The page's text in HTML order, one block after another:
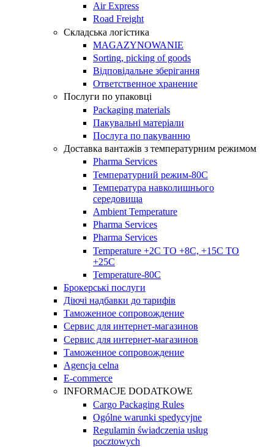
Air Express
Road Freight
Складська логістика
MAGAZYNOWANIE
Sorting, picking of goods
Відповідальне зберігання
Ответственное хранение
Послуги по упаковці
Packaging materials
Пакувальнi матерiали
Послуга по пакуванню
Доставка вантажів з температурним режимом
Pharma Services
Температурний режим-80С
Температура навколишнього
середовища
Ambient Temperature
Pharma Services
Pharma Services
Temperature +2C TO +8С, +15C TO
+25С
Temperature-80С
Брокерські послуги
Діючі надбавки до тарифів
Таможенное сопровождение
Сервис для интернет-магазинов
Сервис для интернет-магазинов
Таможенное сопровождение
Agencja celna
E-commerce
INFORMACJE DODATKOWE
Cargo Packaging Rules
Ogólne warunki spedycyjne
Regulamin świadczenia usług
pocztowych